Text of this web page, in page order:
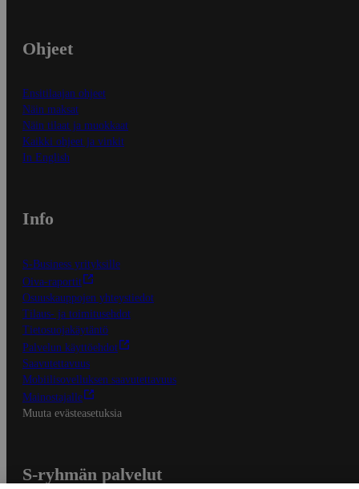
Ohjeet
Ensitilaajan ohjeet
Näin maksat
Näin tilaat ja muokkaat
Kaikki ohjeet ja vinkit
In English
Info
S-Business yrityksille
Oiva-raportit
Osuuskauppojen yhteystiedot
Tilaus- ja toimitusehdot
Tietosuojakäytäntö
Palvelun käyttöehdot
Saavutettavuus
Mobiilisovelluksen saavutettavuus
Mainostajalle
Muuta evästeasetuksia
S-ryhmän palvelut